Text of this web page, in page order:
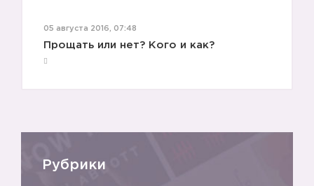
05 августа 2016, 07:48
Прощать или нет? Кого и как?
Рубрики